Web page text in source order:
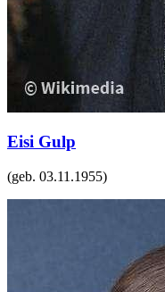
Eisi Gulp
(geb. 03.11.1955)